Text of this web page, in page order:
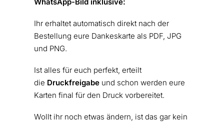
WhatsApp-Bild inklusive:
Ihr erhaltet automatisch direkt nach der
Bestellung eure Dankeskarte als PDF, JPG
und PNG.
Ist alles für euch perfekt, erteilt
die Druckfreigabeund schon werden eure
Karten final für den Druck vorbereitet.
Wollt ihr noch etwas ändern, ist das gar kein